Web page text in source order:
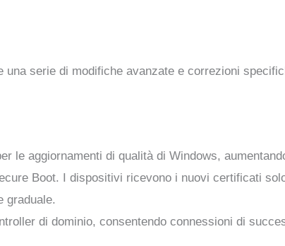
serie di modifiche avanzate e correzioni
le aggiornamenti di qualità di Windows,
Boot. I dispositivi ricevono i nuovi certificati
graduale.
di dominio, consentendo connessioni di